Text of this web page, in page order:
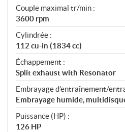
Couple maximal tr/min :
3600 rpm
Cylindrée :
112 cu-in (1834 cc)
Échappement :
Split exhaust with Resonator
Embrayage d’entraînement/
Embrayage humide,
Puissance (HP) :
126 HP